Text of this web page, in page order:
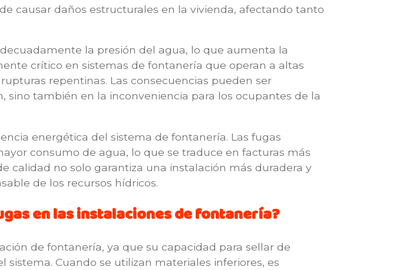
causar daños estructurales en la vivienda, afectando tanto
la presión del agua, lo que aumenta la
crítico en sistemas de fontanería que operan a altas
repentinas. Las consecuencias pueden ser
sino también en la inconveniencia para los ocupantes de la
energética del sistema de fontanería. Las fugas
consumo de agua, lo que se traduce en facturas más
calidad no solo garantiza una instalación más duradera y
de los recursos hídricos.
en las instalaciones de fontanería?
de fontanería, ya que su capacidad para sellar de
Cuando se utilizan materiales inferiores, es